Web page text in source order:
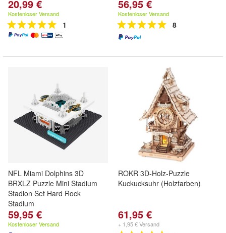
20,99 €
Kostenloser Versand
1
56,95 €
Kostenloser Versand
8
NFL Miami Dolphins 3D
BRXLZ Puzzle Mini Stadium
Stadion Set Hard Rock
Stadium
59,95 €
Kostenloser Versand
ROKR 3D-Holz-Puzzle
Kuckucksuhr (Holzfarben)
61,95 €
+ 1,95 € Versand